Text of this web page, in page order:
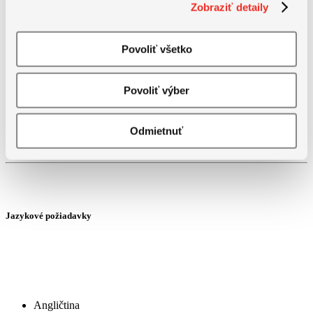
Zobraziť detaily
Povoliť všetko
Povoliť výber
Odmietnuť
Vysokoškolské II. stupňa
Vysokoškolské III. stupňa
Jazykové požiadavky
Angličtina